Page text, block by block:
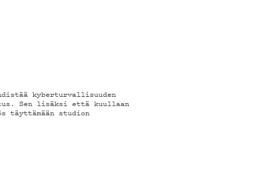
kyberturvallisuuden
Sen lisäksi että kuullaan
täyttämään studion